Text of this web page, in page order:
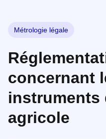
Métrologie légale
concernant
instruments
agricole